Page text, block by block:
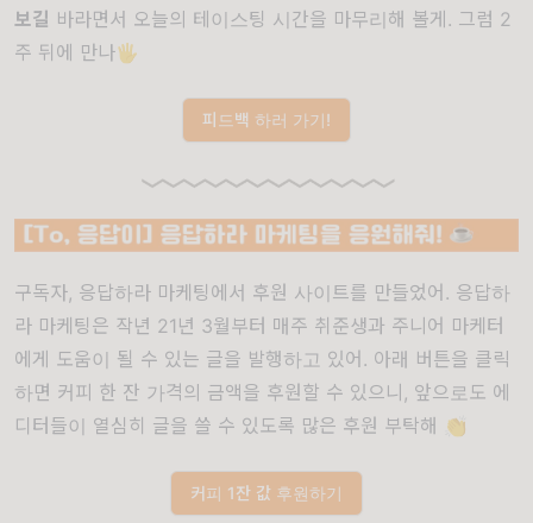
보길 바라면서 오늘의 테이스팅 시간을 마무리해 볼게. 그럼 2
주 뒤에 만나🖐
피드백 하러 가기!
구독자, 응답하라 마케팅에서 후원 사이트를 만들었어. 응답하
라 마케팅은 작년 21년 3월부터 매주 취준생과 주니어 마케터
에게 도움이 될 수 있는 글을 발행하고 있어. 아래 버튼을 클릭
하면 커피 한 잔 가격의 금액을 후원할 수 있으니, 앞으로도 에
디터들이 열심히 글을 쓸 수 있도록 많은 후원 부탁해 👏
커피 1잔 값 후원하기